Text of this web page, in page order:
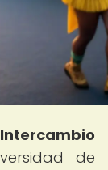
Intercambio
de